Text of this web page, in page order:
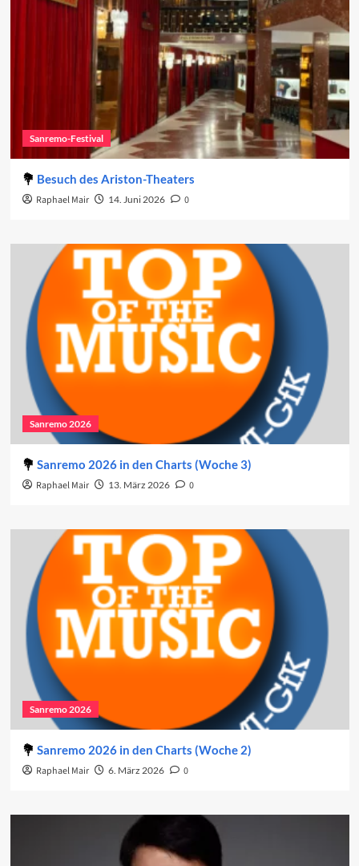
Sanremo-Festival
Besuch des Ariston-Theaters
Raphael Mair 14. Juni 2026 0
Sanremo 2026
Sanremo 2026 in den Charts (Woche 3)
Raphael Mair 13. März 2026 0
Sanremo 2026
Sanremo 2026 in den Charts (Woche 2)
Raphael Mair 6. März 2026 0